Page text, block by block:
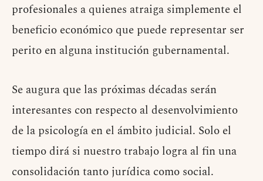
profesionales a quienes atraiga simplemente el
beneficio económico que puede representar ser
perito en alguna institución gubernamental.
Se augura que las próximas décadas serán
interesantes con respecto al desenvolvimiento
de la psicología en el ámbito judicial. Solo el
tiempo dirá si nuestro trabajo logra al fin una
consolidación tanto jurídica como social.